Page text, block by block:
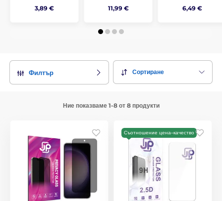
3,89 €
11,99 €
6,49 €
Филтър Сортиране
Ние показваме 1-8 от 8 продукти
Съотношение цена–качество